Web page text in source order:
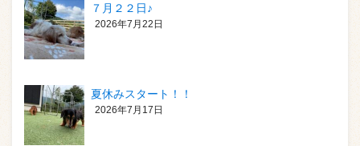
７月２２日♪
2026年7月22日
夏休みスタート！！
2026年7月17日